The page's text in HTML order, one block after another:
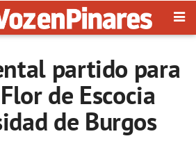
partido para
de Escocia
de Burgos